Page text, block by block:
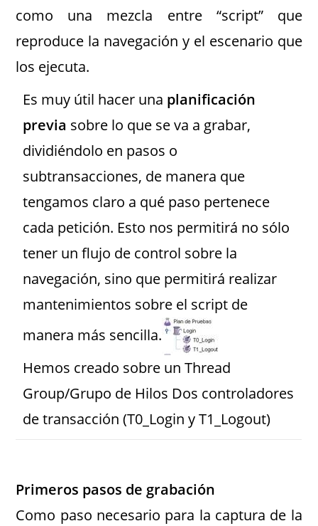
como una mezcla entre “script” que
reproduce la navegación y el escenario que
los ejecuta.
Es muy útil hacer una planificación
previa sobre lo que se va a grabar,
dividiéndolo en pasos o
subtransacciones, de manera que
tengamos claro a qué paso pertenece
cada petición. Esto nos permitirá no sólo
tener un flujo de control sobre la
navegación, sino que permitirá realizar
mantenimientos sobre el script de
manera más sencilla.
Hemos creado sobre un Thread
Group/Grupo de Hilos Dos controladores
de transacción (T0_Login y T1_Logout)
Primeros pasos de grabación
Como paso necesario para la captura de la